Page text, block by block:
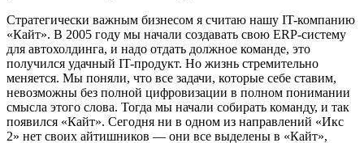
Стратегически важным бизнесом я считаю нашу IT-компанию
«Кайт». В 2005 году мы начали создавать свою ERP-систему
для автохолдинга, и надо отдать должное команде, это
получился удачный IT-продукт. Но жизнь стремительно
меняется. Мы поняли, что все задачи, которые себе ставим,
невозможны без полной цифровизации в полном понимании
смысла этого слова. Тогда мы начали собирать команду, и так
появился «Кайт». Сегодня ни в одном из направлений «Икс
2» нет своих айтишников — они все выделены в «Кайт»,